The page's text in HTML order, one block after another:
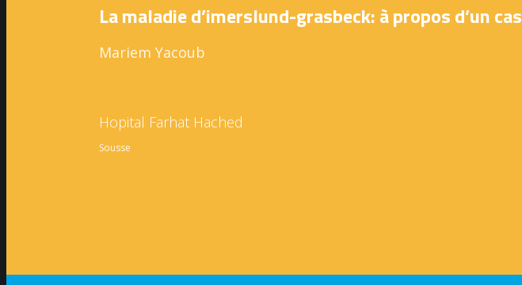
La maladie d’imerslund-grasbeck: à propos d’un cas
Mariem Yacoub
Hopital Farhat Hached
Sousse